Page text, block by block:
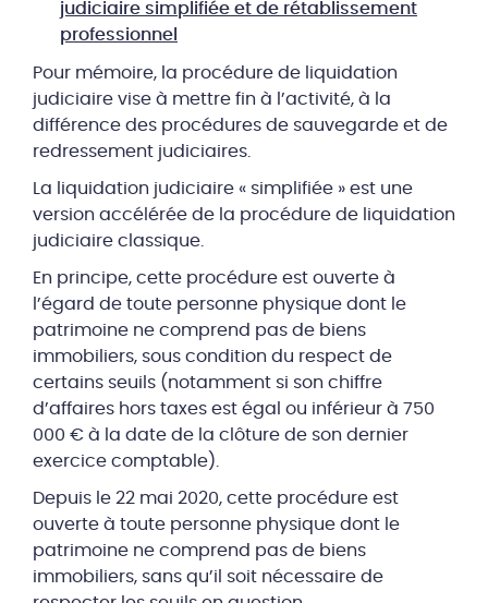
judiciaire simplifiée et de rétablissement
professionnel
Pour mémoire, la procédure de liquidation
judiciaire vise à mettre fin à l’activité, à la
différence des procédures de sauvegarde et de
redressement judiciaires.
La liquidation judiciaire « simplifiée » est une
version accélérée de la procédure de liquidation
judiciaire classique.
En principe, cette procédure est ouverte à
l’égard de toute personne physique dont le
patrimoine ne comprend pas de biens
immobiliers, sous condition du respect de
certains seuils (notamment si son chiffre
d’affaires hors taxes est égal ou inférieur à 750
000 € à la date de la clôture de son dernier
exercice comptable).
Depuis le 22 mai 2020, cette procédure est
ouverte à toute personne physique dont le
patrimoine ne comprend pas de biens
immobiliers, sans qu’il soit nécessaire de